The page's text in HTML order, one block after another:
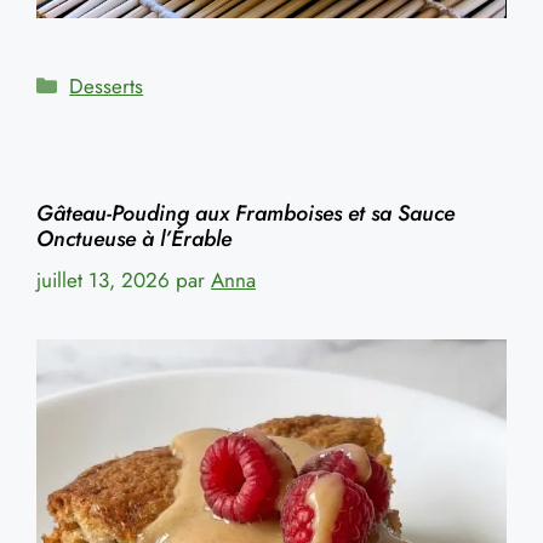
Catégories
Desserts
Gâteau-Pouding aux Framboises et sa Sauce
Onctueuse à l’Érable
juillet 13, 2026 par Anna